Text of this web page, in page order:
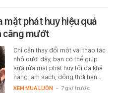
mặt phát huy hiệu quả
căng mướt
Chỉ cần thay đổi một vài thao tác
nhỏ dưới đây, bạn có thể giúp
sữa rửa mặt phát huy tối đa khả
năng làm sạch, đồng thời hạn…
XEM MUA LUÔN - 7 giờ trước